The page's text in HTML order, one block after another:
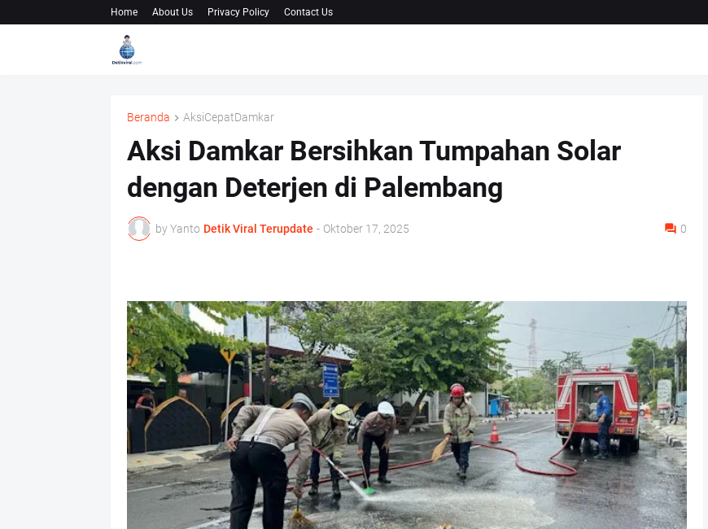
Home About Us Privacy Policy Contact Us
Beranda AksiCepatDamkar
Aksi Damkar Bersihkan Tumpahan Solar
dengan Deterjen di Palembang
by Yanto Detik Viral Terupdate - Oktober 17, 2025 0